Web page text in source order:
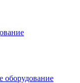
оборудование